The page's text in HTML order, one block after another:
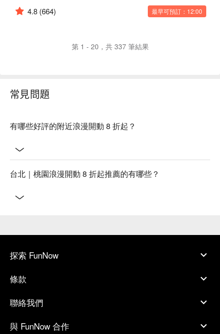
4.8 (664) 最早可預訂：12:00
第 1 - 20，共 337 筆結果
常見問題
有哪些好評的附近浪漫開動 8 折起？
台北｜桃園浪漫開動 8 折起推薦的有哪些？
探索 FunNow
條款
聯絡我們
與 FunNow 合作